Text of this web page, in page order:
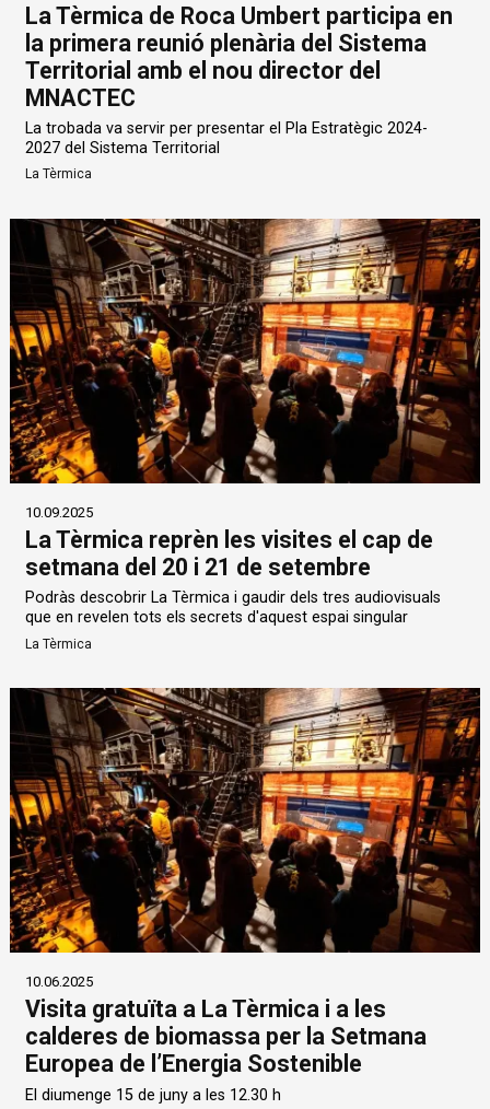
La Tèrmica de Roca Umbert participa en
la primera reunió plenària del Sistema
Territorial amb el nou director del
MNACTEC
La trobada va servir per presentar el Pla Estratègic 2024-
2027 del Sistema Territorial
La Tèrmica
10.09.2025
La Tèrmica reprèn les visites el cap de
setmana del 20 i 21 de setembre
Podràs descobrir La Tèrmica i gaudir dels tres audiovisuals
que en revelen tots els secrets d'aquest espai singular
La Tèrmica
10.06.2025
Visita gratuïta a La Tèrmica i a les
calderes de biomassa per la Setmana
Europea de l’Energia Sostenible
El diumenge 15 de juny a les 12.30 h